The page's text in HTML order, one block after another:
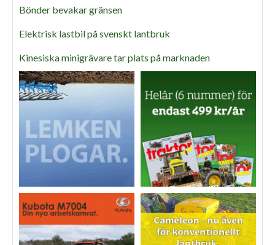
Bönder bevakar gränsen
Elektrisk lastbil på svenskt lantbruk
Kinesiska minigrävare tar plats på marknaden